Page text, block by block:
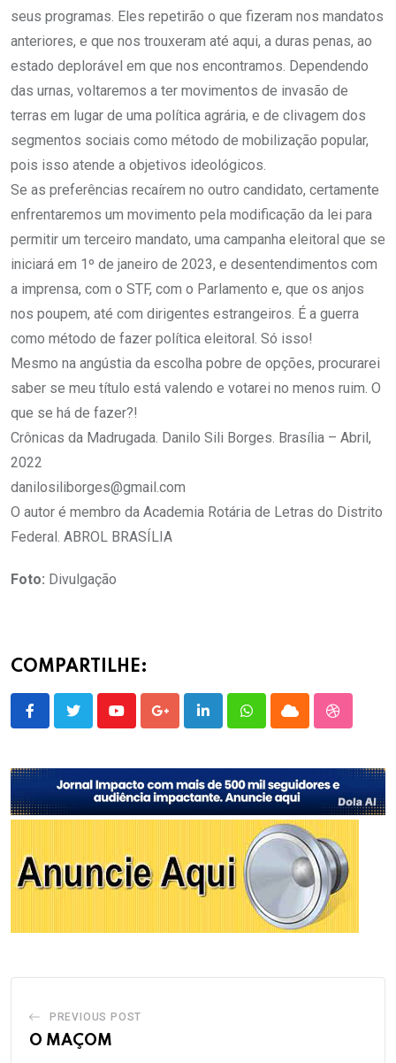
seus programas. Eles repetirão o que fizeram nos mandatos
anteriores, e que nos trouxeram até aqui, a duras penas, ao
estado deplorável em que nos encontramos. Dependendo
das urnas, voltaremos a ter movimentos de invasão de
terras em lugar de uma política agrária, e de clivagem dos
segmentos sociais como método de mobilização popular,
pois isso atende a objetivos ideológicos.
Se as preferências recaírem no outro candidato, certamente
enfrentaremos um movimento pela modificação da lei para
permitir um terceiro mandato, uma campanha eleitoral que se
iniciará em 1º de janeiro de 2023, e desentendimentos com
a imprensa, com o STF, com o Parlamento e, que os anjos
nos poupem, até com dirigentes estrangeiros. É a guerra
como método de fazer política eleitoral. Só isso!
Mesmo na angústia da escolha pobre de opções, procurarei
saber se meu título está valendo e votarei no menos ruim. O
que se há de fazer?!
Crônicas da Madrugada. Danilo Sili Borges. Brasília – Abril,
2022
danilosiliborges@gmail.com
O autor é membro da Academia Rotária de Letras do Distrito
Federal. ABROL BRASÍLIA
Foto: Divulgação
COMPARTILHE:
YoutubeGoogle+LinkedInWhatsappCloud
PREVIOUS POST
O MAÇOM